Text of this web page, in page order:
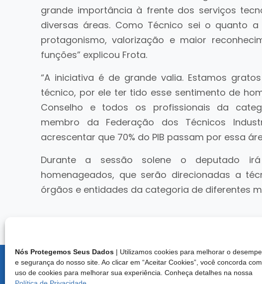
Nós Protegemos Seus Dados | Utilizamos cookies para melhorar o
e segurança do nosso site. Ao clicar em “Aceitar Cookies”, você concorda
uso de cookies para melhorar sua experiência. Conheça detalhes na nossa
grande importância à frente dos serviços
diversas áreas. Como Técnico sei o quanto
protagonismo, valorização e maior
funções” explicou Frota.
“A iniciativa é de grande valia. Estamos
técnico, por ele ter tido esse sentimento de
Conselho e todos os profissionais da
membro da Federação dos Técnicos
acrescentar que 70% do PIB passam por essa
Durante a sessão solene o deputado
homenageados, que serão direcionadas a
órgãos e entidades da categoria de diferentes
Endereço: SCS,
Brasília/DF